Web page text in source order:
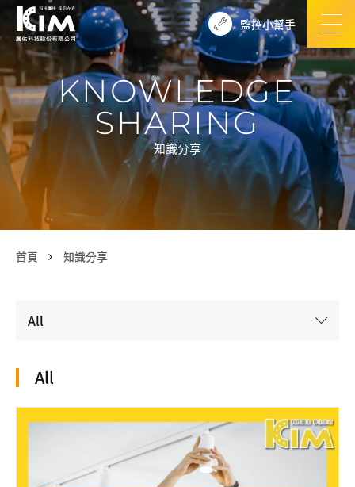
監控小幫手
KNOWLEDGE
SHARING
知識分享
首頁 知識分享
All